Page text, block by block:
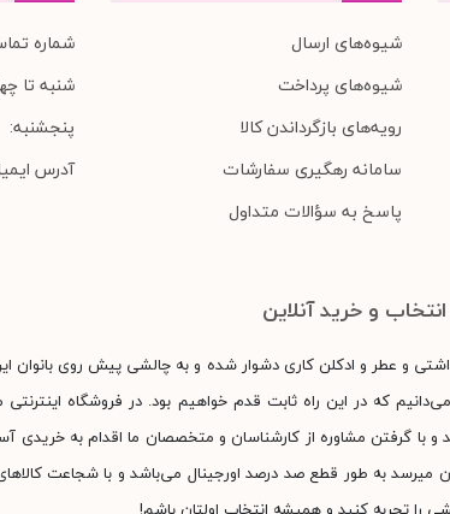
شیوه‌های ارسال
شیوه‌های پرداخت
رویه‌های بازگرداندن کالا
سامانه رهگیری سفارشات
پاسخ به سؤالات متداول
شماره
شنبه تا
پنجشنبه:
آدرس
و خرید آنلاین
و عطر و ادکلن کاری دشوار شده و به چالشی پیش روی بانوان
که در این راه ثابت قدم خواهیم بود. در فروشگاه اینترنتی
و با گرفتن مشاوره از کارشناسان و متخصصان ما اقدام به خریدی
به طور قطع صد درصد اورجینال می‌باشد و با شجاعت کالاهای